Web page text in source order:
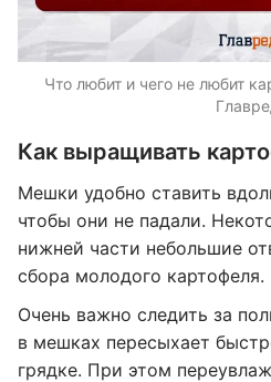
Что любит и чего не любит
Как выращивать
Мешки удобно ставить
чтобы они не падали.
нижней части небольшие
сбора молодого картофеля.
Очень важно следить за
в мешках пересыхает
грядке. При этом